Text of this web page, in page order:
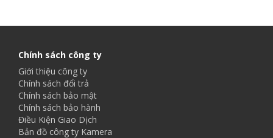
Chính sách công ty
Giới thiệu công ty
Chính sách đổi trả
Chính sách bảo mật
Chính sách bảo hành
Điều Kiện Giao Dịch
Bản đồ công ty Kamera